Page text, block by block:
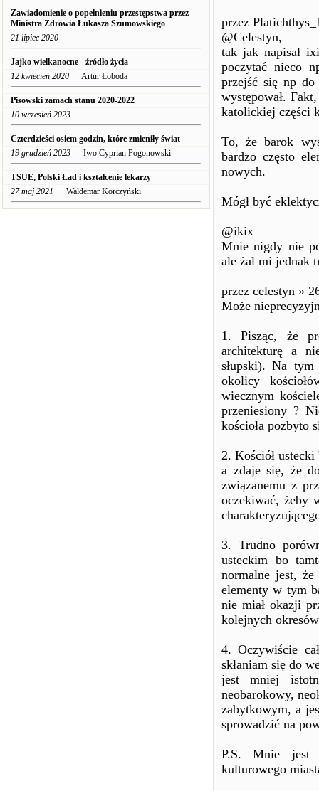
Zawiadomienie o popełnieniu przestępstwa przez
Ministra Zdrowia Łukasza Szumowskiego
21 lipiec 2020
Jajko wielkanocne - źródło życia
12 kwiecień 2020 Artur Łoboda
Pisowski zamach stanu 2020-2022
10 wrzesień 2023
Czterdzieści osiem godzin, które zmieniły świat
19 grudzień 2023 Iwo Cyprian Pogonowski
TSUE, Polski Ład i kształcenie lekarzy
27 maj 2021 Waldemar Korczyński
przez
@Celestyn,
tak jak napisał
poczytać nieco
przejść się np
występował.
katolickiej części
To, że barok
bardzo często
nowych.
Mógł być
@ikix
Mnie nigdy nie
ale żal mi jednak
przez celestyn »
Może
1. Pisząc, że
architekturę a
słupski). Na
okolicy
wiecznym
przeniesiony ?
kościoła pozbyto
2. Kościół ustecki
a zdaje się, że
związanemu z
oczekiwać, żeby
3. Trudno
usteckim bo
normalne jest,
elementy w tym
nie miał okazji
kolejnych
4. Oczywiście
skłaniam się do
jest mniej
neobarokowy,
zabytkowym, a
sprowadzić na
P.S. Mnie jest
kulturowego